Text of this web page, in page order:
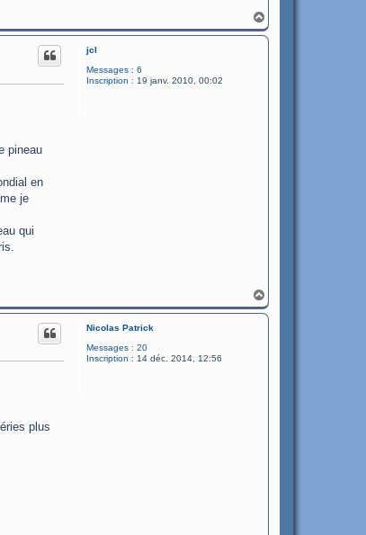
a
u
jcl
Messages : 6
Inscription : 19 janv. 2010, 00:02
pineau
en
je
qui
a
u
Nicolas Patrick
Messages : 20
Inscription : 14 déc. 2014, 12:56
plus